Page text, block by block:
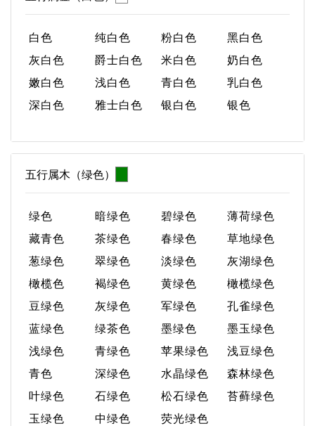
白色 纯白色 粉白色
黑白色
灰白色
爵士白色 米白色
奶白色
嫩白色
浅白色 青白色
乳白色
深白色
雅士白色 银白色 银色
五行属木（绿色）
绿色 暗绿色 碧绿色
薄荷绿色
藏青色
茶绿色 春绿色
草地绿色
葱绿色
翠绿色 淡绿色
灰湖绿色
橄榄色
褐绿色 黄绿色
橄榄绿色
豆绿色
灰绿色 军绿色
孔雀绿色
蓝绿色
绿茶色 墨绿色
墨玉绿色
浅绿色
青绿色 苹果绿色
浅豆绿色
青色
深绿色 水晶绿色
森林绿色
叶绿色
石绿色 松石绿色
苔藓绿色
玉绿色
中绿色 荧光绿色